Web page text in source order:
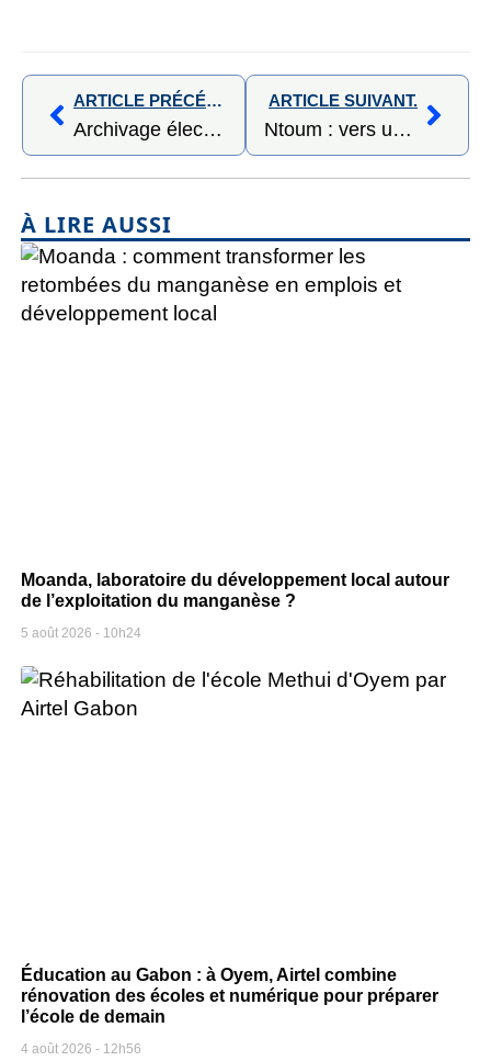
ARTICLE PRÉCÉDENT,
Archivage électronique au Gabon : les députés examinent une réforme clé de la digitalisation
ARTICLE SUIVANT.
Ntoum : vers un jumelage international avec Saint-Jory-de-Chalais pour dynamiser le développement local
À LIRE AUSSI
Moanda, laboratoire du développement local autour
de l’exploitation du manganèse ?
5 août 2026 10h24
Éducation au Gabon : à Oyem, Airtel combine
rénovation des écoles et numérique pour préparer
l’école de demain
4 août 2026 12h56